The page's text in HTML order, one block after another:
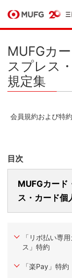
MUFGカ
スプレス
規定集
会員規約および特
目次
MUFGカード
ス・カード個
第1章 本契約の
第1条 （定義）
第2条 （本契
「リボ払い専
ス」特約
「楽Pay」特約